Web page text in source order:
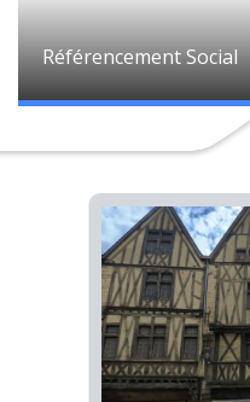
Référencement Social